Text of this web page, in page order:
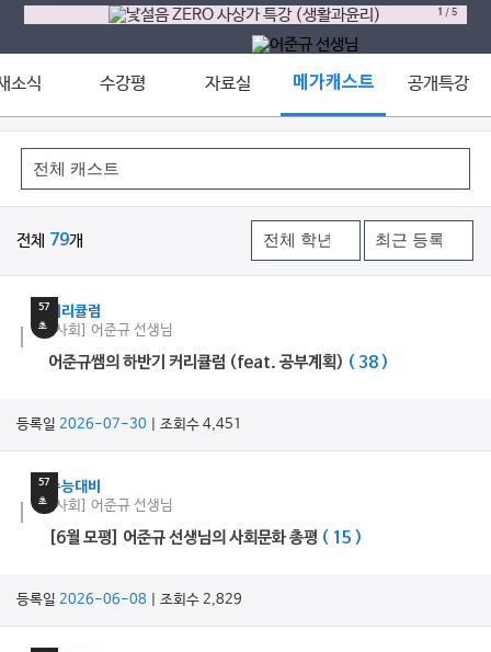
2027 ZERO LOADING 심화 N제 개
1 /5
소식 수강평 자료실 메가캐스트 공개특강
전체 79개
57
초
커리큘럼
[사회] 어준규 선생님
어준규쌤의 하반기 커리큘럼 (feat. 공부계획) ( 38 )
등록일 2026-07-30 | 조회수 4,451
57
초
수능대비
[사회] 어준규 선생님
[6월 모평] 어준규 선생님의 사회문화 총평 ( 15 )
등록일 2026-06-08 | 조회수 2,829